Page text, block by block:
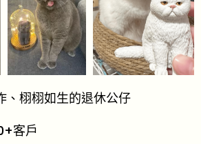
、栩栩如生的退休公仔
客戶